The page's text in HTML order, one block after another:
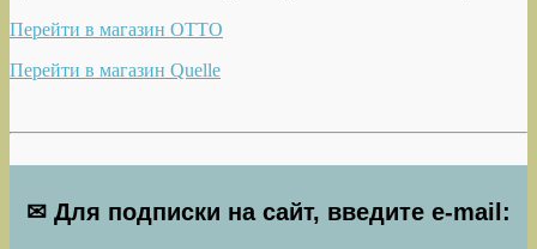
Перейти в магазин OTTO
Перейти в магазин Quelle
✉ Для подписки на сайт, введите e-mail: